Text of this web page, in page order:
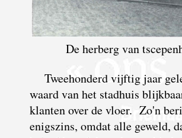
De herberg van
Tweehonderd vijftig jaar
waard van het stadhuis
klanten over de vloer. Zo'n
enigszins, omdat alle geweld,